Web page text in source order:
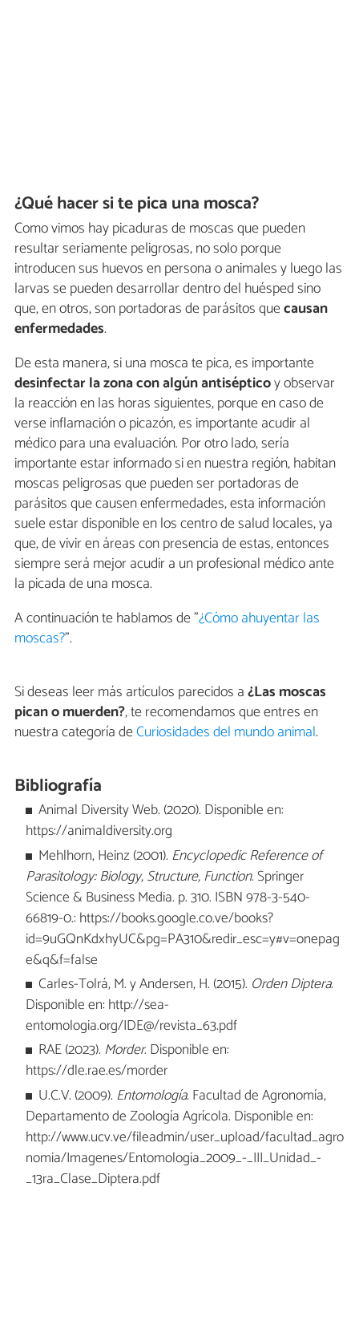
¿Qué hacer si te pica una mosca?
Como vimos hay picaduras de moscas que pueden
resultar seriamente peligrosas, no solo porque
introducen sus huevos en persona o animales y luego las
larvas se pueden desarrollar dentro del huésped sino
que, en otros, son portadoras de parásitos quecausan
enfermedades.
De esta manera, si una mosca te pica, es importante
desinfectar la zona con algún antisépticoy observar
la reacción en las horas siguientes, porque en caso de
verse inflamación o picazón, es importante acudir al
médico para una evaluación. Por otro lado, sería
importante estar informado si en nuestra región, habitan
moscas peligrosas que pueden ser portadoras de
parásitos que causen enfermedades, esta información
suele estar disponible en los centro de salud locales, ya
que, de vivir en áreas con presencia de estas, entonces
siempre será mejor acudir a un profesional médico ante
la picada de una mosca.
A continuación te hablamos de "¿Cómo ahuyentar las
moscas?".
Si deseas leer más artículos parecidos a¿Las moscas
pican o muerden?, te recomendamos que entres en
nuestra categoría deCuriosidades del mundo animal.
Bibliografía
Animal Diversity Web. (2020). Disponible en:
https://animaldiversity.org
Mehlhorn, Heinz (2001). Encyclopedic Reference of
Parasitology: Biology, Structure, Function. Springer
Science & Business Media. p. 310. ISBN 978-3-540-
66819-0.: https://books.google.co.ve/books?
id=9uGQnKdxhyUC&pg=PA310&redir_esc=y#v=onepag
e&q&f=false
Carles-Tolrá, M. y Andersen, H. (2015). Orden Diptera.
Disponible en: http://sea-
entomologia.org/IDE@/revista_63.pdf
RAE (2023). Morder. Disponible en:
https://dle.rae.es/morder
U.C.V. (2009). Entomología. Facultad de Agronomía,
Departamento de Zoología Agrícola. Disponible en:
http://www.ucv.ve/fileadmin/user_upload/facultad_agro
nomia/Imagenes/Entomologia_2009_-_III_Unidad_-
_13ra_Clase_Diptera.pdf